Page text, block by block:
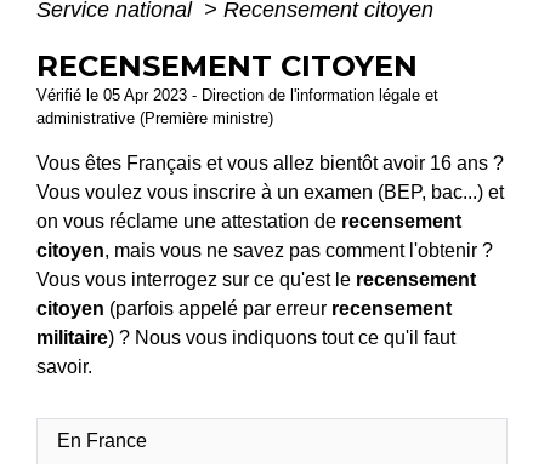
Service national > Recensement citoyen
RECENSEMENT CITOYEN
Vérifié le 05 Apr 2023 - Direction de l'information légale et
administrative (Première ministre)
Vous êtes Français et vous allez bientôt avoir 16 ans ?
Vous voulez vous inscrire à un examen (BEP, bac...) et
on vous réclame une attestation de recensement
citoyen, mais vous ne savez pas comment l'obtenir ?
Vous vous interrogez sur ce qu'est le recensement
citoyen (parfois appelé par erreur recensement
militaire) ? Nous vous indiquons tout ce qu'il faut
savoir.
En France